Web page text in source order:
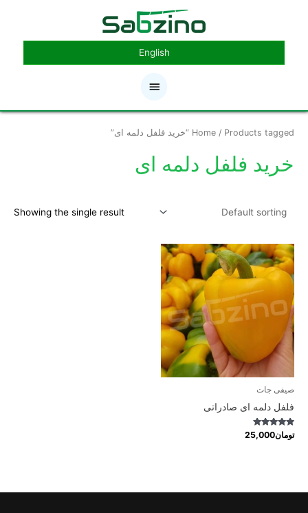
فهرست
اصلی
English
Home / Products tagged “خرید فلفل دلمه ای”
خرید فلفل دلمه ای
Showing the single result
صیفی جات
فلفل دلمه ای صادراتی
Rated
4.96
تومان25,000